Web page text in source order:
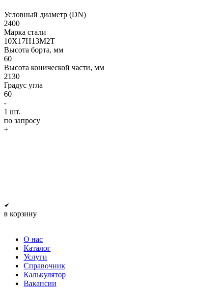
Условный диаметр (DN)
2400
Марка стали
10Х17Н13М2Т
Высота борта, мм
60
Высота конической части, мм
2130
Градус угла
60
-
1 шт.
по запросу
+
в корзину
О нас
Каталог
Услуги
Справочник
Калькулятор
Вакансии